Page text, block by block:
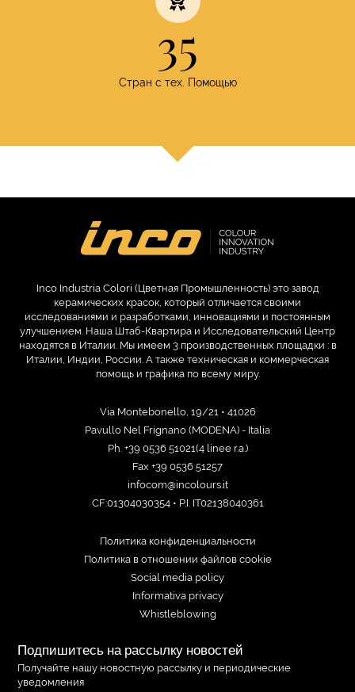
35
Стран с тех. Помощью
Inco Industria Colori (Цветная Промышленность) это завод
керамических красок, который отличается своими
исследованиями и разработками, инновациями и постоянным
улучшением. Наша Штаб-Квартира и Исследовательский Центр
находятся в Италии. Мы имеем 3 производственных площадки : в
Италии, Индии, России. А также техническая и коммерческая
помощь и графика по всему миру.
Via Montebonello, 19/21 • 41026
Pavullo Nel Frignano (MODENA) - Italia
Ph. +39 0536 51021(4 linee r.a.)
Fax +39 0536 51257
infocom@incolours.it
CF:01304030354 • P.I. IT02138040361
Политика конфиденциальности
Политика в отношении файлов cookie
Social media policy
Informativa privacy
Whistleblowing
Подпишитесь на рассылку новостей
Получайте нашу новостную рассылку и периодические
уведомления